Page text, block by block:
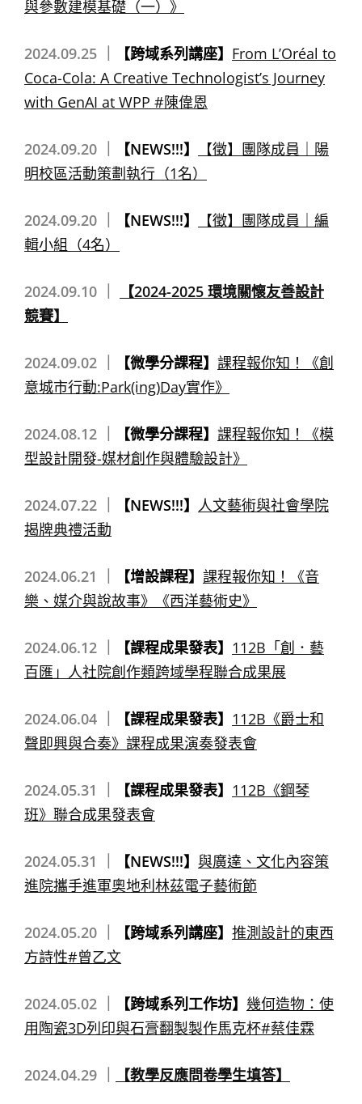
與參數建模基礎（一）》
2024.09.25 ｜ 【跨域系列講座】 From L’Oréal to
Coca-Cola: A Creative Technologist’s Journey
with GenAI at WPP #陳偉恩
2024.09.20 ｜ 【NEWS!!!】
【徵】團隊成員｜陽
明校區活動策劃執行（1名）
2024.09.20 ｜ 【NEWS!!!】
【徵】團隊成員｜編
輯小組（4名）
2024.09.10 ｜
【2024-2025 環境關懷友善設計
競賽】
2024.09.02 ｜ 【微學分課程】 課程報你知！《創
意城市行動:Park(ing)Day實作》
2024.08.12 ｜ 【微學分課程】 課程報你知！《模
型設計開發-媒材創作與體驗設計》
2024.07.22 ｜ 【NEWS!!!】 人文藝術與社會學院
揭牌典禮活動
2024.06.21 ｜ 【增設課程】 課程報你知！《音
樂、媒介與說故事》《西洋藝術史》
2024.06.12 ｜ 【課程成果發表】 112B「創．藝
百匯」人社院創作類跨域學程聯合成果展
2024.06.04 ｜ 【課程成果發表】 112B《爵士和
聲即興與合奏》課程成果演奏發表會
2024.05.31 ｜ 【課程成果發表】 112B《鋼琴
班》聯合成果發表會
2024.05.31 ｜ 【NEWS!!!】 與廣達、文化內容策
進院攜手進軍奧地利林茲電子藝術節
2024.05.20 ｜ 【跨域系列講座】 推測設計的東西
方詩性#曾乙文
2024.05.02 ｜ 【跨域系列工作坊】 幾何造物：使
用陶瓷3D列印與石膏翻製製作馬克杯#蔡佳霖
2024.04.29 ｜ 【教學反應問卷學生填答】